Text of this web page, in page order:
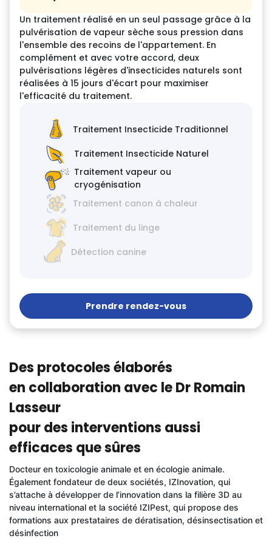
Un traitement réalisé en un seul passage grâce à la
pulvérisation de vapeur sèche sous pression dans
l'ensemble des recoins de l'appartement. En
complément et avec votre accord, deux
pulvérisations légères d'insecticides naturels sont
réalisées à 15 jours d'écart pour maximiser
l'efficacité du traitement.
Traitement Insecticide Traditionnel
Traitement Insecticide Naturel
Traitement vapeur ou
cryogénisation
Traitement canon à chaleur
Traitement du linge
Détection canine
Prendre rendez-vous
Des protocoles élaborés
en collaboration avec le Dr Romain
Lasseur
pour des interventions aussi
efficaces que sûres
Docteur en toxicologie animale et en écologie animale.
Également fondateur de deux sociétés, IZInovation, qui
s’attache à développer de l’innovation dans la filière 3D au
niveau international et la société IZIPest, qui propose des
formations aux prestataires de dératisation, désinsectisation et
désinfection